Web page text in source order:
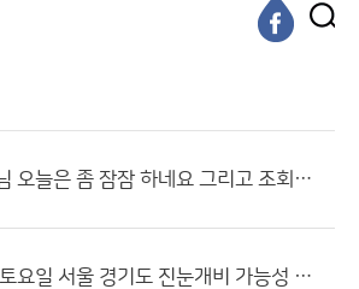
이순옥님 오늘은 좀 잠잠 하네요 그리고 조회수 없앴네요?
이번주 토요일 서울 경기도 진눈개비 가능성 약간 있음